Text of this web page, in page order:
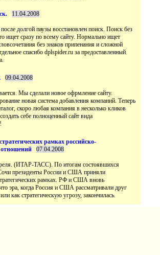
долгой паузы восстановлен поиск. Поиск без
ищет сразу по всему сайту. Нормально ищет
без знаков припенания и сложной
спасибо dplspider.ru за предоставленный
Мы сделали новое офрмление сайту.
новая система добавления компаний. Теперь
скоро любая компания в несколько кликов
себе полноценный сайт вида
(ИТАР-ТАСС). По итогам состоявшихся
президенты России и США приняли
рамках. РФ и США вновь
эра, когда Россия и США рассматривали друг